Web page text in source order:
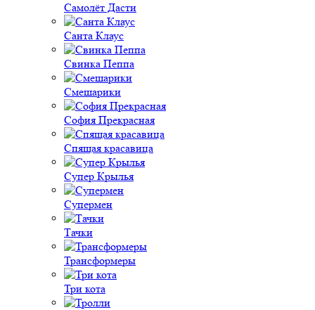
Самолёт Дасти
Санта Клаус
Свинка Пеппа
Смешарики
София Прекрасная
Спящая красавица
Супер Крылья
Супермен
Тачки
Трансформеры
Три кота